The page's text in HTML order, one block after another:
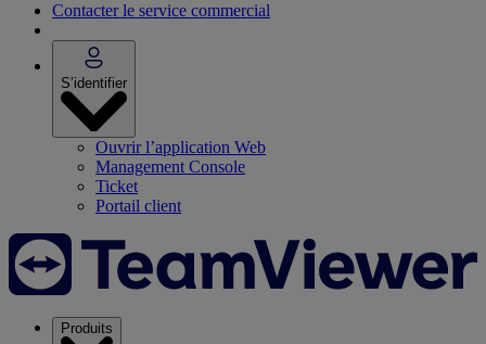
Contacter le service commercial
S’identifier
Ouvrir l’application Web
Management Console
Ticket
Portail client
Produits